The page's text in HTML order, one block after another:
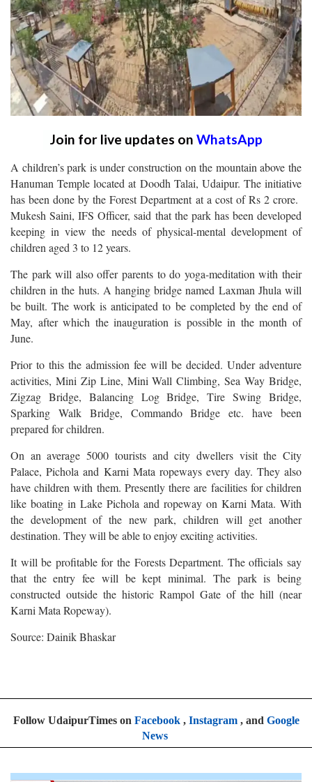
Join for live updates on WhatsApp
A children’s park is under construction on the mountain above the
Hanuman Temple located at Doodh Talai, Udaipur. The initiative
has been done by the Forest Department at a cost of Rs 2 crore.
Mukesh Saini, IFS Officer, said that the park has been developed
keeping in view the needs of physical-mental development of
children aged 3 to 12 years.
The park will also offer parents to do yoga-meditation with their
children in the huts. A hanging bridge named Laxman Jhula will
be built. The work is anticipated to be completed by the end of
May, after which the inauguration is possible in the month of
June.
Prior to this the admission fee will be decided. Under adventure
activities, Mini Zip Line, Mini Wall Climbing, Sea Way Bridge,
Zigzag Bridge, Balancing Log Bridge, Tire Swing Bridge,
Sparking Walk Bridge, Commando Bridge etc. have been
prepared for children.
On an average 5000 tourists and city dwellers visit the City
Palace, Pichola and Karni Mata ropeways every day. They also
have children with them. Presently there are facilities for children
like boating in Lake Pichola and ropeway on Karni Mata. With
the development of the new park, children will get another
destination. They will be able to enjoy exciting activities.
It will be profitable for the Forests Department. The officials say
that the entry fee will be kept minimal. The park is being
constructed outside the historic Rampol Gate of the hill (near
Karni Mata Ropeway).
Source: Dainik Bhaskar
Follow UdaipurTimes on Facebook, Instagram, and Google
News